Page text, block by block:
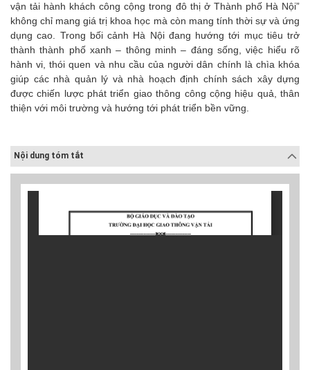
vận tải hành khách công cộng trong đô thị ở Thành phố Hà Nội”
không chỉ mang giá trị khoa học mà còn mang tính thời sự và ứng
dụng cao. Trong bối cảnh Hà Nội đang hướng tới mục tiêu trở
thành thành phố xanh – thông minh – đáng sống, việc hiểu rõ
hành vi, thói quen và nhu cầu của người dân chính là chìa khóa
giúp các nhà quản lý và nhà hoạch định chính sách xây dựng
được chiến lược phát triển giao thông công cộng hiệu quả, thân
thiện với môi trường và hướng tới phát triển bền vững.
Nội dung tóm tắt